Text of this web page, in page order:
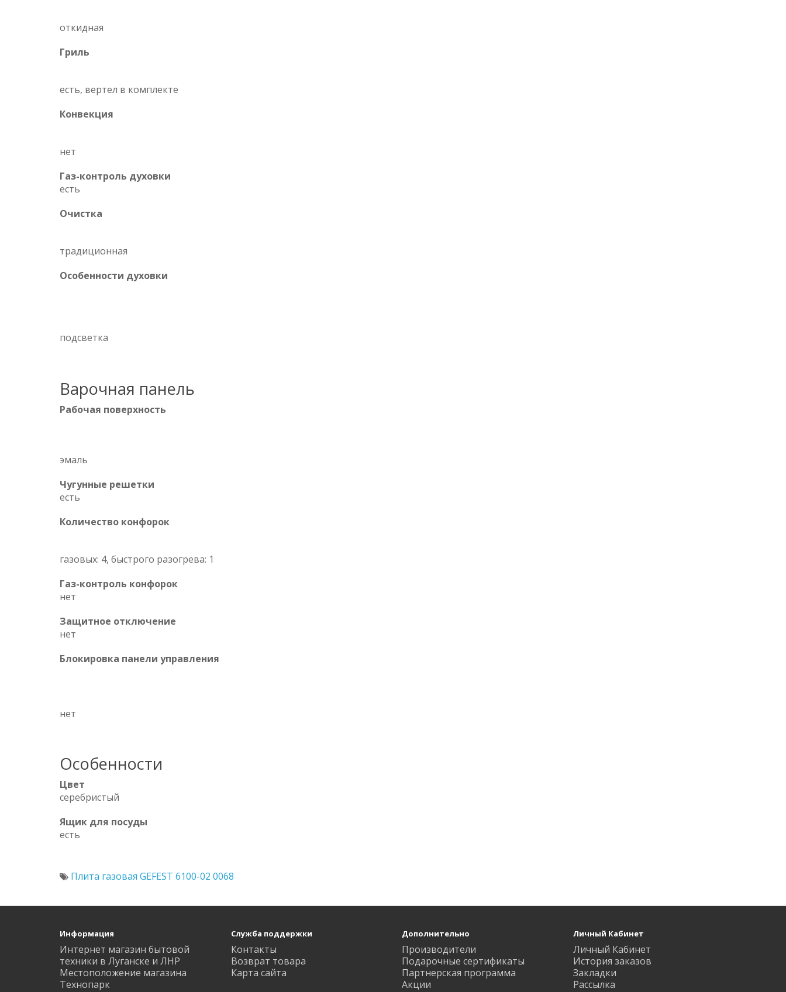
откидная
Гриль
есть, вертел в комплекте
Конвекция
нет
Газ-контроль духовки
есть
Очистка
традиционная
Особенности духовки
подсветка
Варочная панель
Рабочая поверхность
эмаль
Чугунные решетки
есть
Количество конфорок
газовых: 4, быстрого разогрева: 1
Газ-контроль конфорок
нет
Защитное отключение
нет
Блокировка панели управления
нет
Особенности
Цвет
серебристый
Ящик для посуды
есть
Плита газовая GEFEST 6100-02 0068
Информация
Интернет магазин бытовой
техники в Луганске и ЛНР
Местоположение магазина
Технопарк
Служба поддержки
Контакты
Возврат товара
Карта сайта
Дополнительно
Производители
Подарочные сертификаты
Партнерская программа
Акции
Личный Кабинет
Личный Кабинет
История заказов
Закладки
Рассылка